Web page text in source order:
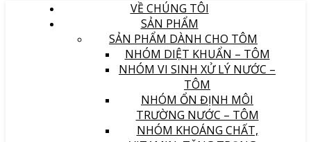
VỀ CHÚNG TÔI
SẢN PHẨM
SẢN PHẨM DÀNH CHO TÔM
NHÓM DIỆT KHUẨN – TÔM
NHÓM VI SINH XỬ LÝ NƯỚC –
TÔM
NHÓM ỔN ĐỊNH MÔI
TRƯỜNG NƯỚC – TÔM
NHÓM KHOÁNG CHẤT,